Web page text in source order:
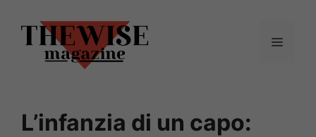
contenuto
Menu
L’infanzia di un capo: